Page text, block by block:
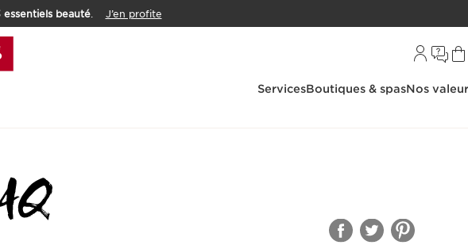
essentiels beauté.
J’en profite
ServicesBoutiques & spasNos